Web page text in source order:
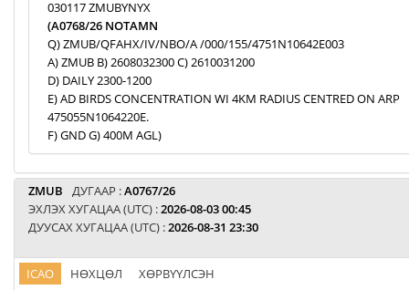
030117 ZMUBYNYX
(A0768/26 NOTAMN
Q) ZMUB/QFAHX/IV/NBO/A /000/155/4751N10642E003
A) ZMUB B) 2608032300 C) 2610031200
D) DAILY 2300-1200
E) AD BIRDS CONCENTRATION WI 4KM RADIUS CENTRED ON ARP
475055N1064220E.
F) GND G) 400M AGL)
ZMUB ДУГААР :A0767/26
ЭХЛЭХ ХУГАЦАА (UTC) :2026-08-03 00:45
ДУУСАХ ХУГАЦАА (UTC) :2026-08-31 23:30
ICAO НӨХЦӨЛ ХӨРВҮҮЛСЭН